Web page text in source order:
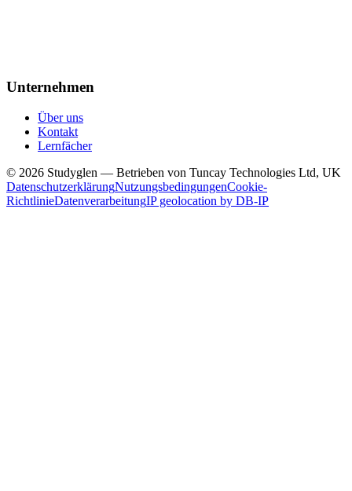
Unternehmen
Über uns
Kontakt
Lernfächer
© 2026 Studyglen — Betrieben von Tuncay Technologies Ltd, UK
DatenschutzerklärungNutzungsbedingungenCookie-
RichtlinieDatenverarbeitungIP geolocation by DB-IP